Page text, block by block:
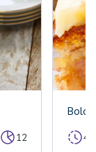
12
Bolo